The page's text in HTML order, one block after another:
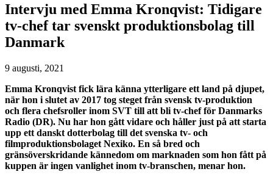
Intervju med Emma Kronqvist: Tidigare
tv-chef tar svenskt produktionsbolag till
Danmark
9 augusti, 2021
Emma Kronqvist fick lära känna ytterligare ett land på djupet,
när hon i slutet av 2017 tog steget från svensk tv-produktion
och flera chefsroller inom SVT till att bli tv-chef för Danmarks
Radio (DR). Nu har hon gått vidare och håller just på att starta
upp ett danskt dotterbolag till det svenska tv- och
filmproduktionsbolaget Nexiko. En så bred och
gränsöverskridande kännedom om marknaden som hon fått på
kuppen är ingen vanlighet inom tv-branschen, menar hon.